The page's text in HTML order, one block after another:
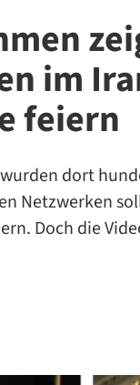
im
feiern
dort
Netzwerken
Doch die